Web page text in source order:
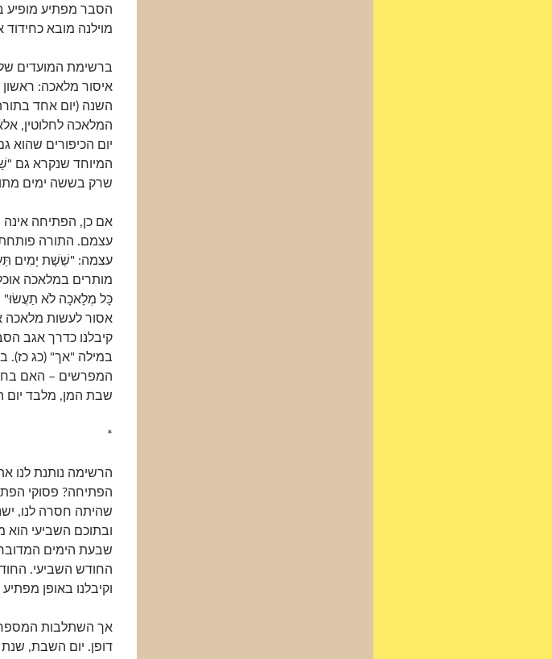
הסבר מפתיע מופיע
מוילנה מובא
ברשימת המועדים
איסור מלאכה:
השנה (יום אחד
המלאכה לחלוטין,
יום הכיפורים שהוא
המיוחד שנקרא גם
שרק בששה ימים
אם כן, הפתיחה
עצמם. התורה
עצמה: "שֵׁשֶׁת יָמִים
מותרים במלאכה
כָּל מְלָאכָה לֹא תַעֲשׂוּ"
אסור לעשות מלאכה
קיבלנו כדרך אגב
במילה "אך" (כג כז).
המפרשים – האם
שבת המן, מלבד יום
*
הרשימה נותנת לנו
הפתיחה? פסוקי
שהיתה חסרה לנו,
ובתוכם השביעי הוא
שבעת הימים
החודש השביעי.
וקיבלנו באופן
דופן. יום השבת, שנת